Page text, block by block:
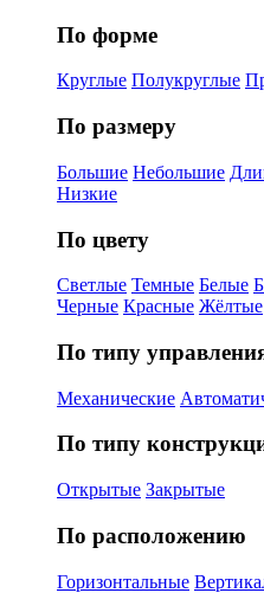
По форме
Круглые Полукруглые
По размеру
Большие Небольшие
Низкие
По цвету
Светлые Темные Белые
Черные Красные Жёлтые
По типу
Механические
По типу
Открытые Закрытые
По расположению
Горизонтальные